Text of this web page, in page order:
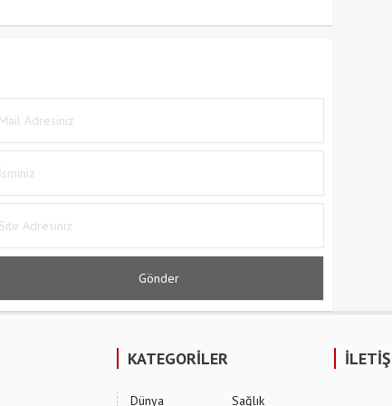
KATEGORİLER
Dünya Sağlık